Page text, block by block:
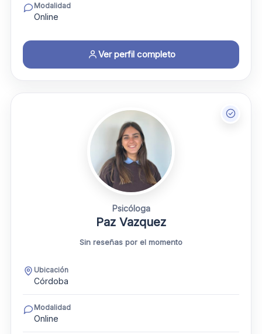
Modalidad
Online
Ver perfil completo
Psicóloga
Paz Vazquez
Sin reseñas por el momento
Ubicación
Córdoba
Modalidad
Online